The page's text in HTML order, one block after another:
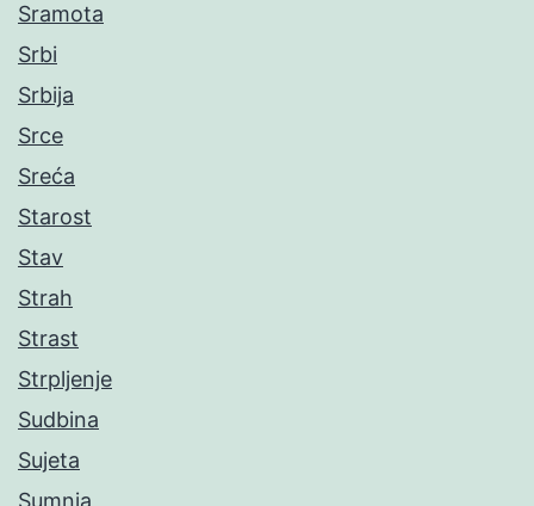
Sramota
Srbi
Srbija
Srce
Sreća
Starost
Stav
Strah
Strast
Strpljenje
Sudbina
Sujeta